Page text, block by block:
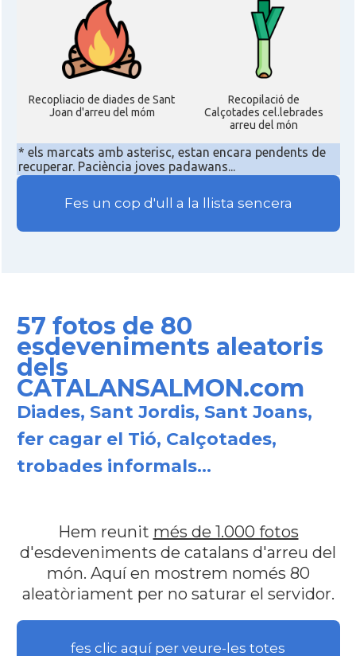
Recopliacio de diades de Sant
Joan d'arreu del móm
Recopilació de
Calçotades cel.lebrades
arreu del món
* els marcats amb asterisc, estan encara pendents de
recuperar. Paciència joves padawans...
Fes un cop d'ull a la llista sencera
57 fotos de 80
esdeveniments aleatoris
dels
CATALANSALMON.com
Diades, Sant Jordis, Sant Joans,
fer cagar el Tió, Calçotades,
trobades informals...
Hem reunit més de 1.000 fotos
d'esdeveniments de catalans d'arreu del
món. Aquí en mostrem només 80
aleatòriament per no saturar el servidor.
fes clic aquí per veure-les totes